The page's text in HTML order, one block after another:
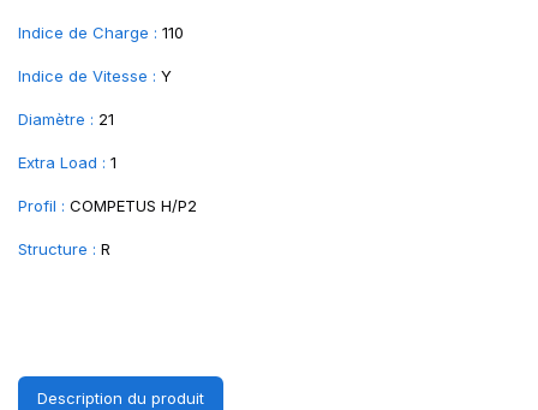
Indice de Charge : 110
Indice de Vitesse : Y
Diamètre : 21
Extra Load : 1
Profil : COMPETUS H/P2
Structure : R
Description du produit